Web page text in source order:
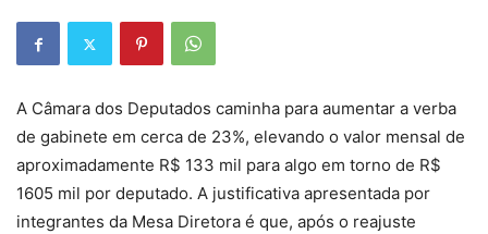
A Câmara dos Deputados caminha para aumentar a verba
de gabinete em cerca de 23%, elevando o valor mensal de
aproximadamente R$ 133 mil para algo em torno de R$
1605 mil por deputado. A justificativa apresentada por
integrantes da Mesa Diretora é que, após o reajuste